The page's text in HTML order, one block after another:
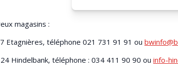
magasins :
Etagnières, téléphone 021 731 91 91 ou
Hindelbank, téléphone : 034 411 90 90 ou info-